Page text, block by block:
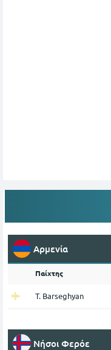
Αρμενία
Παίχτης
T. Barseghyan
Νήσοι Φερόε